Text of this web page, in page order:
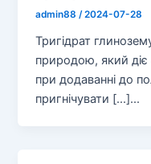
admin88/2024-07-28
Тригідрат
природою, який
при додаванні до
пригнічувати [...]...